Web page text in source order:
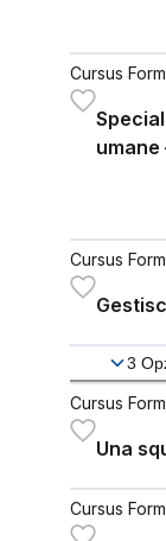
Cursus
Cursus
3
Cursus
Una
Cursus